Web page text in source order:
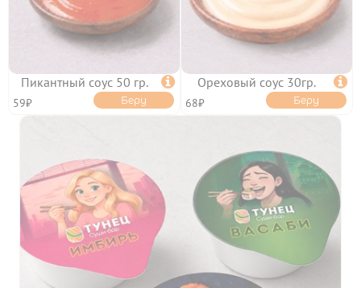
Пикантный соус 50 гр. 
59₽ Беру
Ореховый соус 30гр. 
68₽ Беру